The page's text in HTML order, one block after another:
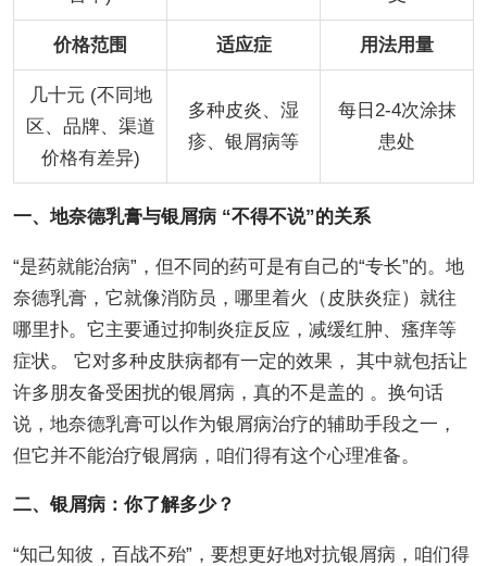
价格范围 适应症 用法用量
几十元 (不同地
区、品牌、渠道
价格有差异)
多种皮炎、湿
疹、银屑病等
每日2-4次涂抹
患处
一、地奈德乳膏与银屑病 “不得不说”的关系
“是药就能治病”，但不同的药可是有自己的“专长”的。地
奈德乳膏，它就像消防员，哪里着火（皮肤炎症）就往
哪里扑。它主要通过抑制炎症反应，减缓红肿、瘙痒等
症状。 它对多种皮肤病都有一定的效果， 其中就包括让
许多朋友备受困扰的银屑病，真的不是盖的 。换句话
说，地奈德乳膏可以作为银屑病治疗的辅助手段之一，
但它并不能治疗银屑病，咱们得有这个心理准备。
二、银屑病：你了解多少？
“知己知彼，百战不殆”，要想更好地对抗银屑病，咱们得